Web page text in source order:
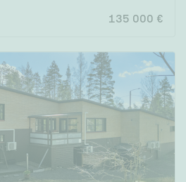
Ei uudiskohteita
135 000 €